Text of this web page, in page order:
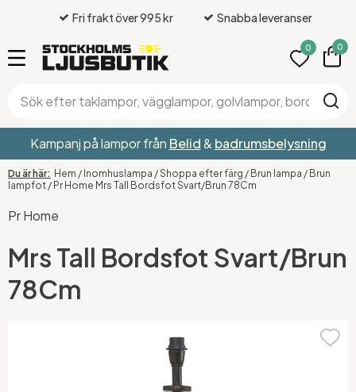
Fri frakt över 995 kr Snabba leveranser
0 0
Kampanj på lampor från Belid& badrumsbelysning
Hem / Inomhuslampa /Shoppa efter färg / Brun lampa / Brun
lampfot / Pr Home Mrs Tall Bordsfot Svart/Brun 78Cm
Pr Home
Mrs Tall Bordsfot Svart/Brun
78Cm